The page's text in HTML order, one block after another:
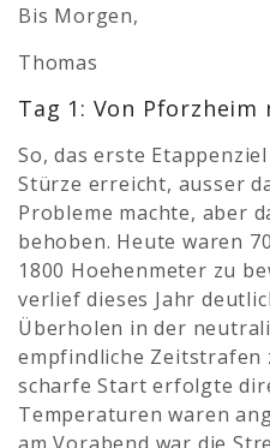
Bis Morgen,
Thomas
Tag 1: Von Pforzheim
So, das erste
Stürze erreicht, ausser
Probleme machte, aber
behoben. Heute waren
1800 Hoehenmeter zu
verlief dieses Jahr
Überholen in der
empfindliche Zeitstrafen
scharfe Start erfolgte
Temperaturen waren